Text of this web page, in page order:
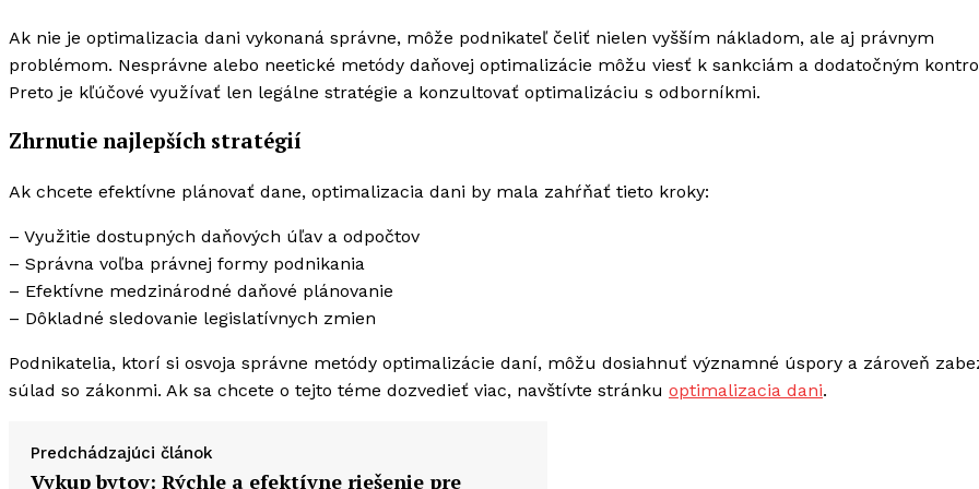
Ak nie je optimalizacia dani vykonaná správne, môže podnikateľ čeliť nielen vyšším nákladom, ale aj právnym
problémom. Nesprávne alebo neetické metódy daňovej optimalizácie môžu viesť k sankciám a dodatočným
Preto je kľúčové využívať len legálne stratégie a konzultovať optimalizáciu s odborníkmi.
Zhrnutie najlepších stratégií
Ak chcete efektívne plánovať dane, optimalizacia dani by mala zahŕňať tieto kroky:
– Využitie dostupných daňových úľav a odpočtov
– Správna voľba právnej formy podnikania
– Efektívne medzinárodné daňové plánovanie
– Dôkladné sledovanie legislatívnych zmien
Podnikatelia, ktorí si osvoja správne metódy optimalizácie daní, môžu dosiahnuť významné úspory a zároveň
súlad so zákonmi. Ak sa chcete o tejto téme dozvedieť viac, navštívte stránku optimalizacia dani.
Predchádzajúci článok
Vykup bytov: Rýchle a efektívne riešenie pre